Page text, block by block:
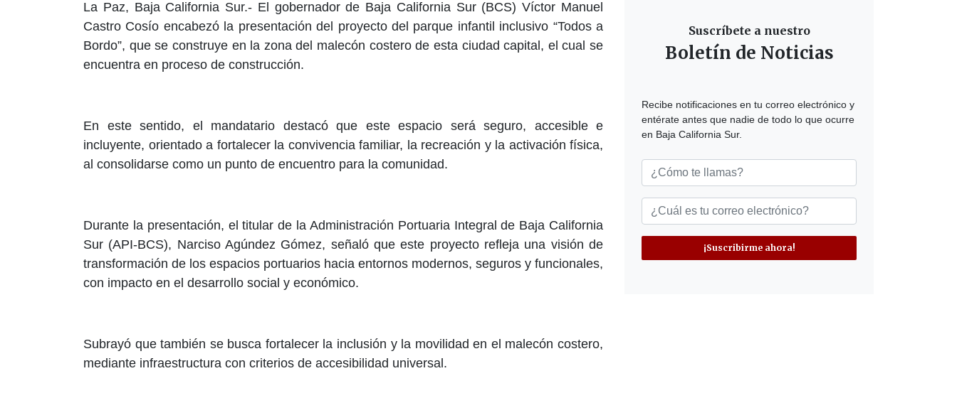
La Paz, Baja California Sur.- El gobernador de Baja California Sur (BCS) Víctor Manuel
Castro Cosío encabezó la presentación del proyecto del parque infantil inclusivo “Todos a
Bordo”, que se construye en la zona del malecón costero de esta ciudad capital, el cual se
encuentra en proceso de construcción.
En este sentido, el mandatario destacó que este espacio será seguro, accesible e
incluyente, orientado a fortalecer la convivencia familiar, la recreación y la activación física,
al consolidarse como un punto de encuentro para la comunidad.
Durante la presentación, el titular de la Administración Portuaria Integral de Baja California
Sur (API-BCS), Narciso Agúndez Gómez, señaló que este proyecto refleja una visión de
transformación de los espacios portuarios hacia entornos modernos, seguros y funcionales,
con impacto en el desarrollo social y económico.
Subrayó que también se busca fortalecer la inclusión y la movilidad en el malecón costero,
mediante infraestructura con criterios de accesibilidad universal.
Suscríbete a nuestro
Boletín de Noticias
Recibe notificaciones en tu correo electrónico y
entérate antes que nadie de todo lo que ocurre
en Baja California Sur.
¡Suscribirme ahora!